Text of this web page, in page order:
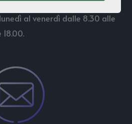
al venerdì dalle 8.30 alle